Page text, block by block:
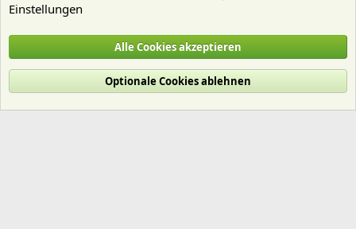
Cookies
Deutsch (Du)
Nutzungsbedingungen
Datenschutz Hilfe und Impressum
R
Einstellungen
Alle Cookies akzeptieren
Optionale Cookies ablehnen